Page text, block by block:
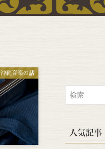
沖縄音楽の話
人気記事